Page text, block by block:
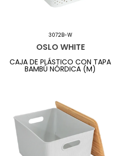
3072B-W
OSLO WHITE
CAJA DE PLÁSTICO CON TAPA
BAMBÚ NÓRDICA (M)